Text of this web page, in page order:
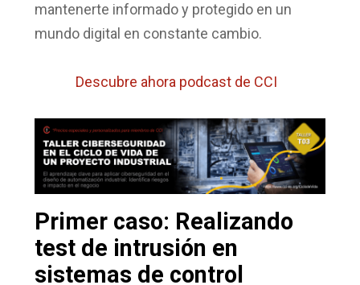
mantenerte informado y protegido en un
mundo digital en constante cambio.
Descubre ahora podcast de CCI
Primer caso: Realizando
test de intrusión en
sistemas de control